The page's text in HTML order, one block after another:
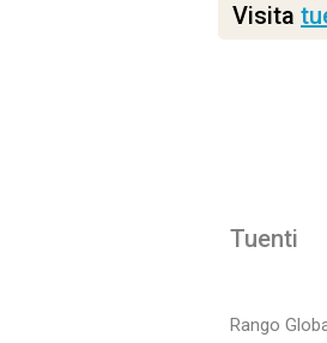
Visita
Tuenti
Rango